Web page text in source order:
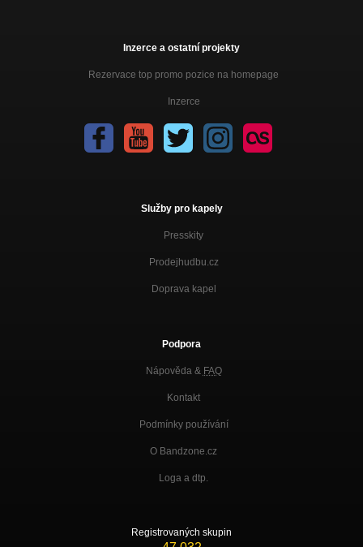
Inzerce a ostatní projekty
Rezervace top promo pozice na homepage
Inzerce
Služby pro kapely
Presskity
Prodejhudbu.cz
Doprava kapel
Podpora
Nápověda & FAQ
Kontakt
Podmínky používání
O Bandzone.cz
Loga a dtp.
Registrovaných skupin